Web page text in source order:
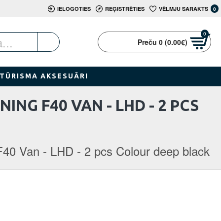
IELOGOTIES REĢISTRĒTIES VĒLMJU SARAKTS 0
Preču 0 (0.00€)
0
TŪRISMA AKSESUĀRI
Van - LHD - 2 pcs Colour deep black
F40 VAN - LHD - 2 PCS